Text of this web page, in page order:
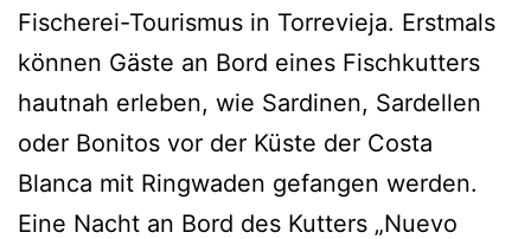
Fischerei-Tourismus in Torrevieja. Erstmals
können Gäste an Bord eines Fischkutters
hautnah erleben, wie Sardinen, Sardellen
oder Bonitos vor der Küste der Costa
Blanca mit Ringwaden gefangen werden.
Eine Nacht an Bord des Kutters „Nuevo